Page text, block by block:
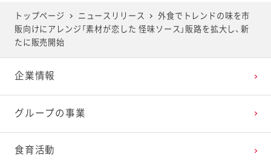
トップページ ニュースリリース
外食でトレンドの味を市
販向けにアレンジ「素材が恋した 怪味ソース」販路を拡大し、新
たに販売開始
企業情報
グループの事業
食育活動